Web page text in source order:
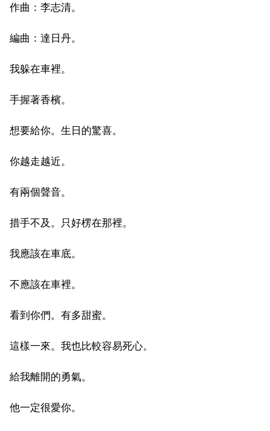
作曲：李志清。
編曲：達日丹。
我躲在車裡。
手握著香檳。
想要給你。生日的驚喜。
你越走越近。
有兩個聲音。
措手不及。只好楞在那裡。
我應該在車底。
不應該在車裡。
看到你們。有多甜蜜。
這樣一來。我也比較容易死心。
給我離開的勇氣。
他一定很愛你。